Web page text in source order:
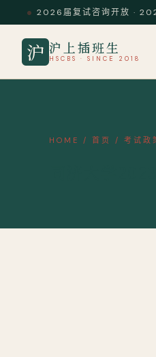
2026届复试咨询开放 ·
沪 沪上插班生
HSCBS · SINCE 2018
HOME / 首页 / 考试政